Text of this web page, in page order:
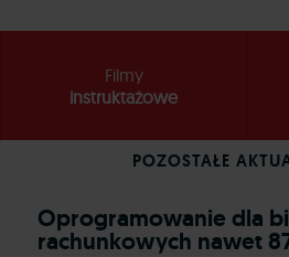
Filmy
instruktażowe
POZOSTAŁE
Oprogramowanie dla
rachunkowych nawet